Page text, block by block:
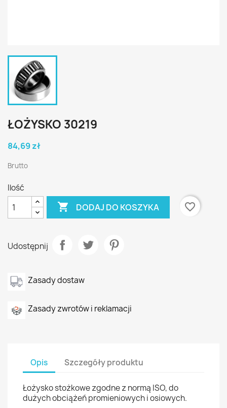
ŁOŻYSKO 30219
84,69 zł
Brutto
Ilość
 DODAJ DO KOSZYKA favorite_border
Udostępnij
Zasady dostaw
Zasady zwrotów i reklamacji
Opis Szczegóły produktu
Łożysko stożkowe zgodne z normą ISO, do
dużych obciążeń promieniowych i osiowych.